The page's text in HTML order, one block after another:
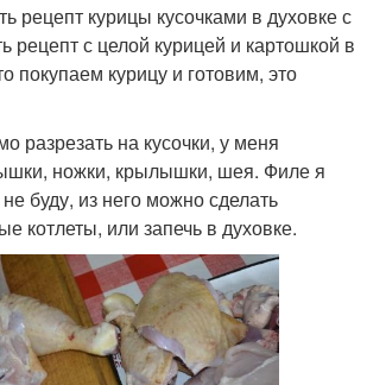
рецепт курицы кусочками в духовке с
рецепт с целой курицей и картошкой в
покупаем курицу и готовим, это
разрезать на кусочки, у меня
ножки, крылышки, шея. Филе я
буду, из него можно сделать
котлеты, или запечь в духовке.